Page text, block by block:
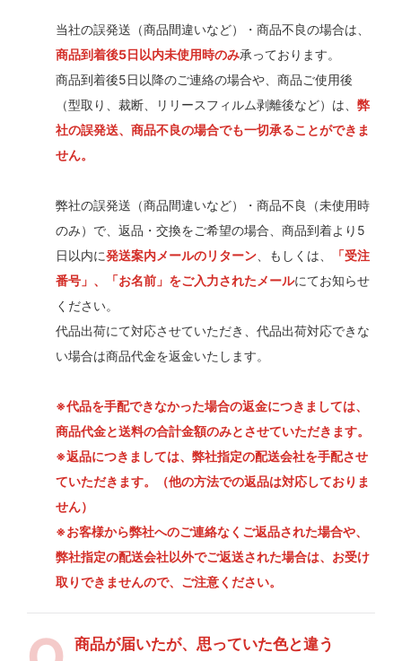
当社の誤発送（商品間違いなど）・商品不良の場合は、
商品到着後5日以内未使用時のみ承っております。
商品到着後5日以降のご連絡の場合や、商品ご使用後
（型取り、裁断、リリースフィルム剥離後など）は、 弊
社の誤発送、商品不良の場合でも一切承ることができま
せん。
弊社の誤発送（商品間違いなど）・商品不良（未使用時
のみ）で、返品・交換をご希望の場合、商品到着より5
日以内に発送案内メールのリターン 、もしくは、
「受注
番号」、「お名前」をご入力されたメールにてお知らせ
ください。
代品出荷にて対応させていただき、代品出荷対応できな
い場合は商品代金を返金いたします。
※代品を手配できなかった場合の返金につきましては、
商品代金と送料の合計金額のみとさせていただきます。
※返品につきましては、弊社指定の配送会社を手配させ
ていただきます。（他の方法での返品は対応しておりま
せん）
※お客様から弊社へのご連絡なくご返品された場合や、
弊社指定の配送会社以外でご返送された場合は、お受け
取りできませんので、ご注意ください。
商品が届いたが、思っていた色と違う